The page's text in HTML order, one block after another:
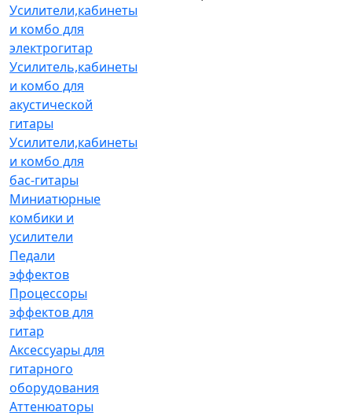
Усилители,кабинеты
и комбо для
электрогитар
Усилитель,кабинеты
и комбо для
акустической
гитары
Усилители,кабинеты
и комбо для
бас-гитары
Миниатюрные
комбики и
усилители
Педали
эффектов
Процессоры
эффектов для
гитар
Аксессуары для
гитарного
оборудования
Аттенюаторы